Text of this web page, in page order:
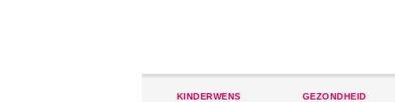
KINDERWENS GEZONDHEID